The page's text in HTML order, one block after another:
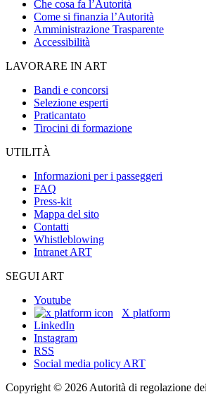
Che cosa fa l’Autorità
Come si finanzia l’Autorità
Amministrazione Trasparente
Accessibilità
LAVORARE IN ART
Bandi e concorsi
Selezione esperti
Praticantato
Tirocini di formazione
UTILITÀ
Informazioni per i passeggeri
FAQ
Press-kit
Mappa del sito
Contatti
Whistleblowing
Intranet ART
SEGUI ART
Youtube
X platform
LinkedIn
Instagram
RSS
Social media policy ART
Copyright © 2026 Autorità di regolazione